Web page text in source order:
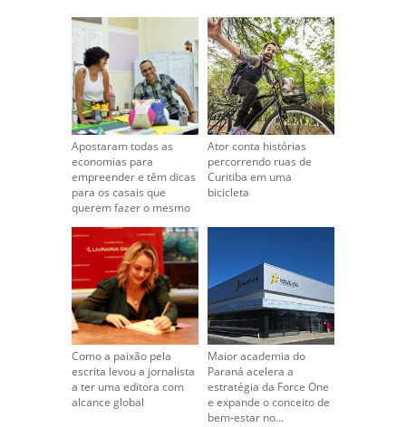
Apostaram todas as
economias para
empreender e têm dicas
para os casais que
querem fazer o mesmo
Ator conta histórias
percorrendo ruas de
Curitiba em uma
bicicleta
Como a paixão pela
escrita levou a jornalista
a ter uma editora com
alcance global
Maior academia do
Paraná acelera a
estratégia da Force One
e expande o conceito de
bem-estar no...